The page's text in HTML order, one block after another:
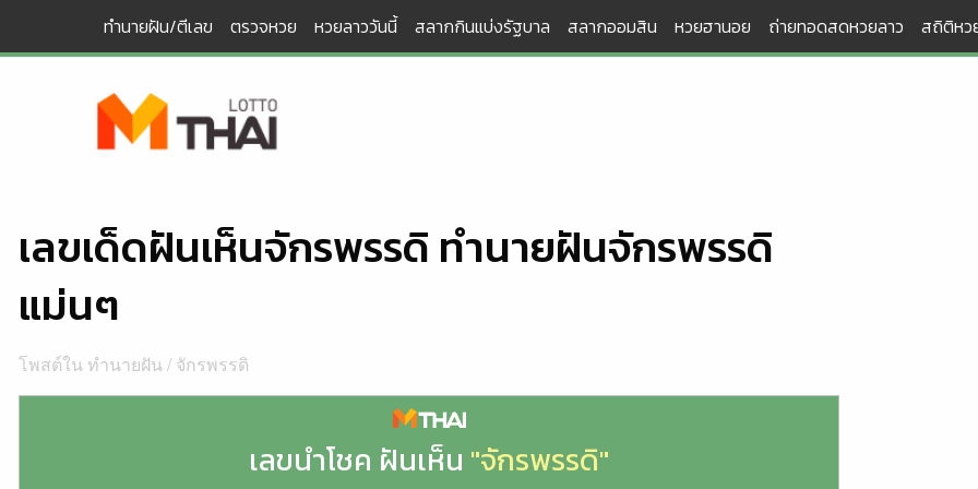
content
ทำนายฝัน/ตีเลข ตรวจหวย หวยลาววันนี้ สลากกินแบ่งรัฐบาล สลากออมสิน หวยฮานอย ถ่ายทอดสดหวยลาว สถิติหว
เลขเด็ดฝันเห็นจักรพรรดิ ทำนายฝันจักรพรรดิ
แม่นๆ
โพสต์ใน ทำนายฝัน/ จักรพรรดิ
เลขนำโชค ฝันเห็น "จักรพรรดิ"